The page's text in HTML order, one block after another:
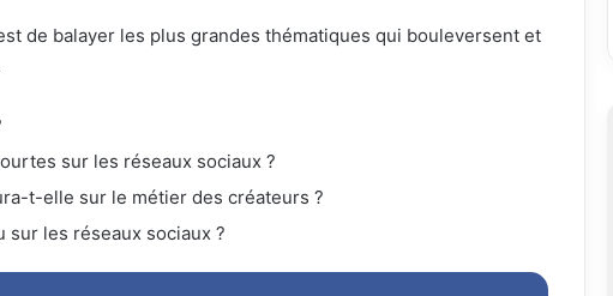
de balayer les plus grandes thématiques qui bouleversent et
sur les réseaux sociaux ?
t-elle sur le métier des créateurs ?
sur les réseaux sociaux ?